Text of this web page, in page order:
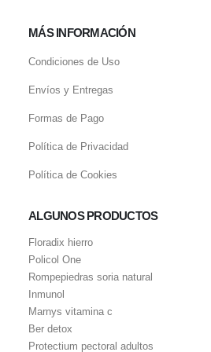
MÁS INFORMACIÓN
Condiciones de Uso
Envíos y Entregas
Formas de Pago
Política de Privacidad
Política de Cookies
ALGUNOS PRODUCTOS
Floradix hierro
Policol One
Rompepiedras soria natural
Inmunol
Marnys vitamina c
Ber detox
Protectium pectoral adultos